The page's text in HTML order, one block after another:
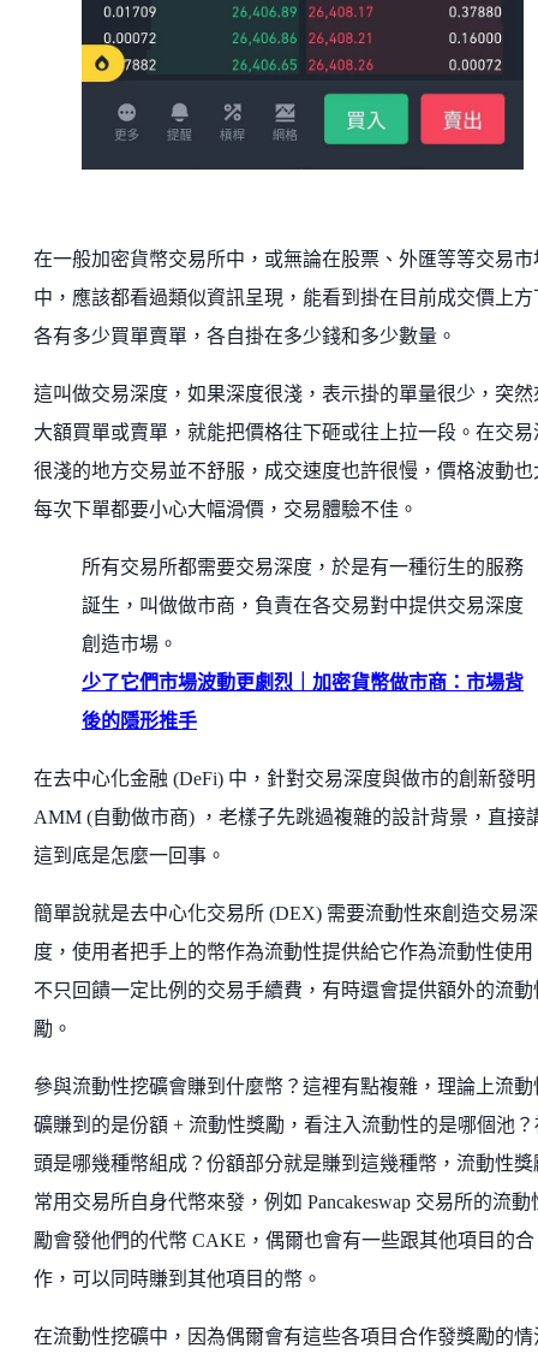
在一般加密貨幣交易所中，或無論在股票、外匯等等交易市
中，應該都看過類似資訊呈現，能看到掛在目前成交價上方
各有多少買單賣單，各自掛在多少錢和多少數量。
這叫做交易深度，如果深度很淺，表示掛的單量很少，突然
大額買單或賣單，就能把價格往下砸或往上拉一段。在交易
很淺的地方交易並不舒服，成交速度也許很慢，價格波動也
每次下單都要小心大幅滑價，交易體驗不佳。
所有交易所都需要交易深度，於是有一種衍生的服務
誕生，叫做做市商，負責在各交易對中提供交易深度
創造市場。
少了它們市場波動更劇烈｜加密貨幣做市商：市場背
後的隱形推手
在去中心化金融 (DeFi) 中，針對交易深度與做市的創新發
AMM (自動做市商) ，老樣子先跳過複雜的設計背景，直接
這到底是怎麼一回事。
簡單說就是去中心化交易所 (DEX) 需要流動性來創造交易深
度，使用者把手上的幣作為流動性提供給它作為流動性使用
不只回饋一定比例的交易手續費，有時還會提供額外的流動
勵。
參與流動性挖礦會賺到什麼幣？這裡有點複雜，理論上流動
礦賺到的是份額 + 流動性獎勵，看注入流動性的是哪個池？
頭是哪幾種幣組成？份額部分就是賺到這幾種幣，流動性獎
常用交易所自身代幣來發，例如 Pancakeswap 交易所的流動
勵會發他們的代幣 CAKE，偶爾也會有一些跟其他項目的合
作，可以同時賺到其他項目的幣。
在流動性挖礦中，因為偶爾會有這些各項目合作發獎勵的情